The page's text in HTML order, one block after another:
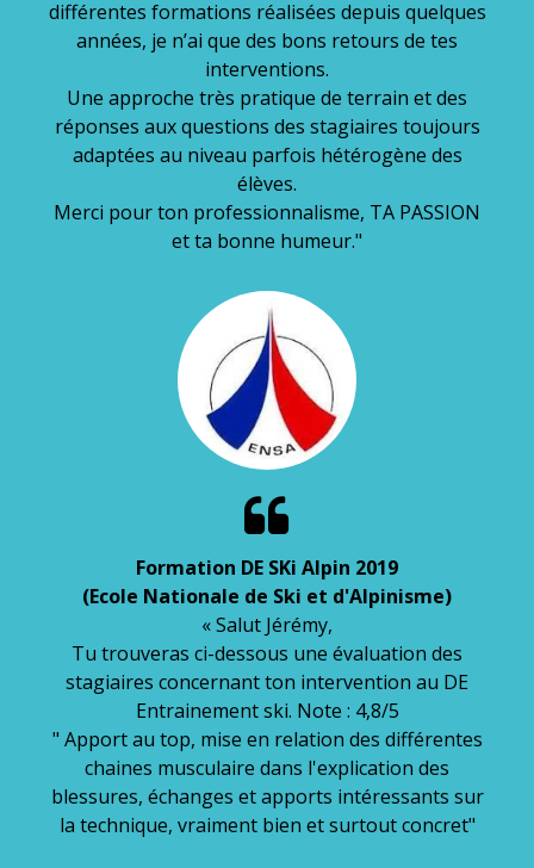
différentes formations réalisées depuis quelques
années, je n’ai que des bons retours de tes
interventions.
Une approche très pratique de terrain et des
réponses aux questions des stagiaires toujours
adaptées au niveau parfois hétérogène des
élèves.
Merci pour ton professionnalisme, TA PASSION
et ta bonne humeur."

Formation DE SKi Alpin 2019
(Ecole Nationale de Ski et d'Alpinisme)
« Salut Jérémy,
Tu trouveras ci-dessous une évaluation des
stagiaires concernant ton intervention au DE
Entrainement ski. Note : 4,8/5​
" Apport au top, mise en relation des différentes
chaines musculaire dans l'explication des
blessures, échanges et apports intéressants sur
la technique, vraiment bien et surtout concret"